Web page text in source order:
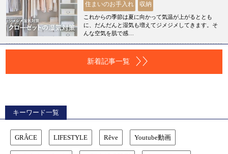
住まいのお手入れ 収納
これからの季節は夏に向かって気温が上がるととも
に、だんだんと湿気も増えてジメジメしてきます。そ
んな空気を肌で感…
新着記事一覧
キーワード一覧
GRÂCE LIFESTYLE Rêve Youtube動画